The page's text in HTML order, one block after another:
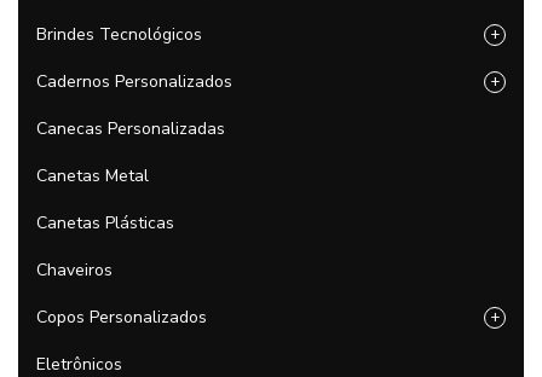
Brindes Tecnológicos +
Cadernos Personalizados +
Canecas Personalizadas
Canetas Metal
Canetas Plásticas
Chaveiros
Copos Personalizados +
Eletrônicos